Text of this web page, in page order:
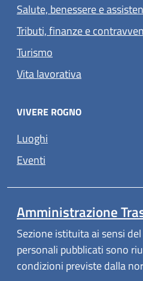
Salute, benessere e
Tributi, finanze e
Turismo
Vita lavorativa
VIVERE ROGNO
Luoghi
Eventi
Amministrazione
Sezione istituita ai sensi
personali pubblicati sono
condizioni previste dalla